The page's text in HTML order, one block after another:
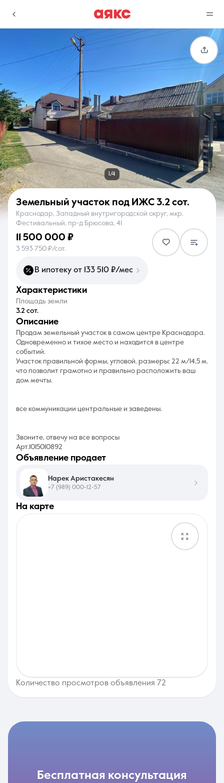
г. Краснодар
Избранное
0 объявлений
Сравнение
0 объявлений
Недвижимость
О компании Контакты
8 (861) 297-00-00
1/4
Земельный участок под ИЖС 3.2 сот.
Краснодар, Западный внутригородской округ, мкр.
Фестивальный, пр-д Брюсова, 41
11 500 000 ₽
3 593 750 ₽/сот.
В ипотеку от 133 510 ₽/мес
характеристики
Площадь земли
3.2 сот.
описание
Продам земельный участок в самом центре Краснодара.
Одновременно и тихое место и находится в центре
событий.
Участок правильной формы, угловой. размеры: 22 м/14,5 м.
что позволит грамотно и правильно расположить ваш
дом мечты.
все коммуникации центральные и заведены.
Звоните, отвечу на все вопросы
Арт.1015010892
на карте
Количество просмотров объявления 72
объявление продает
Нарек Аристакесян
+7 (989) 000-12-57
бесплатная консультация